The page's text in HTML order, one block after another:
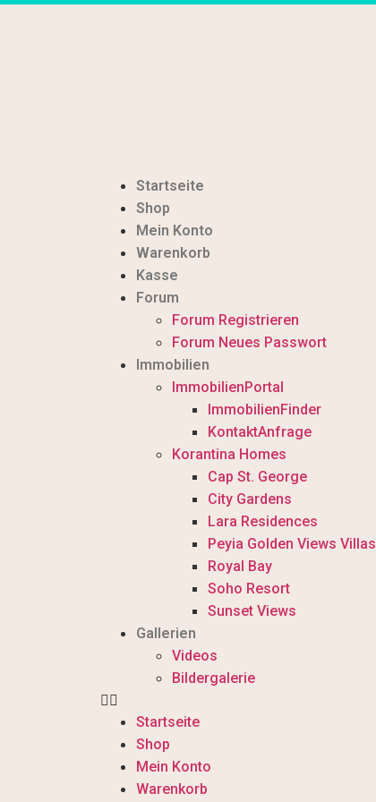
Startseite
Shop
Mein Konto
Warenkorb
Kasse
Forum
Forum Registrieren
Forum Neues Passwort
Immobilien
ImmobilienPortal
ImmobilienFinder
KontaktAnfrage
Korantina Homes
Cap St. George
City Gardens
Lara Residences
Peyia Golden Views Villas
Royal Bay
Soho Resort
Sunset Views
Gallerien
Videos
Bildergalerie
Startseite
Shop
Mein Konto
Warenkorb